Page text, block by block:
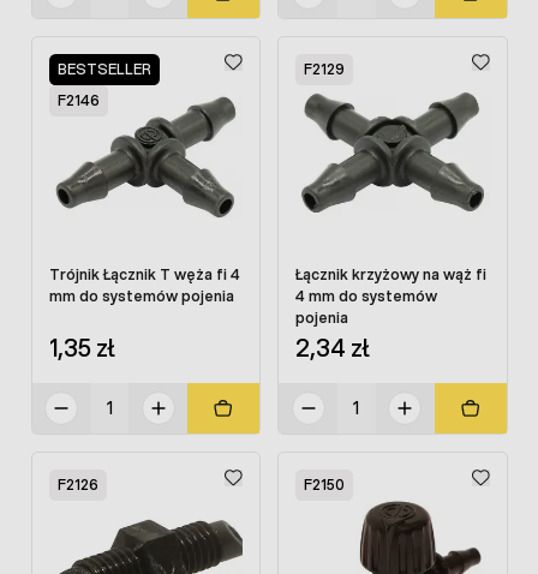
BESTSELLER
F2146
Trójnik Łącznik T węża fi 4
mm do systemów pojenia
1,35 zł
F2129
Łącznik krzyżowy na wąż fi
4 mm do systemów
pojenia
2,34 zł
F2126 F2150